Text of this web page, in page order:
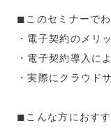
◼このセミナーで
・電子契約のメリ
・電子契約導入に
・実際にクラウド
◼︎こんな方におす